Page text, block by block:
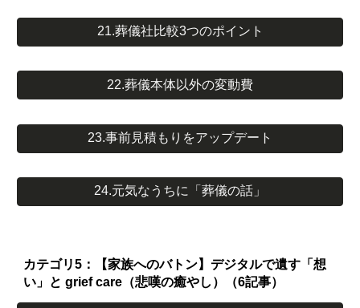
21.葬儀社比較3つのポイント
22.葬儀本体以外の変動費
23.事前見積もりをアップデート
24.元気なうちに「葬儀の話」
カテゴリ5：【家族へのバトン】デジタルで遺す「想
い」と grief care（悲嘆の癒やし）（6記事）